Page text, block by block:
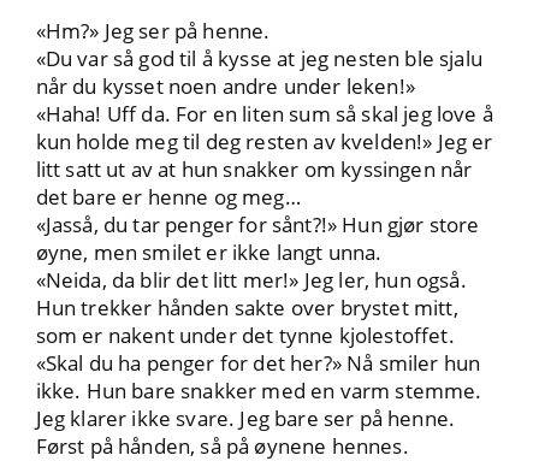
«Hm?» Jeg ser på henne.
«Du var så god til å kysse at jeg nesten ble sjalu
når du kysset noen andre under leken!»
«Haha! Uff da. For en liten sum så skal jeg love å
kun holde meg til deg resten av kvelden!» Jeg er
litt satt ut av at hun snakker om kyssingen når
det bare er henne og meg…
«Jasså, du tar penger for sånt?!» Hun gjør store
øyne, men smilet er ikke langt unna.
«Neida, da blir det litt mer!» Jeg ler, hun også.
Hun trekker hånden sakte over brystet mitt,
som er nakent under det tynne kjolestoffet.
«Skal du ha penger for det her?» Nå smiler hun
ikke. Hun bare snakker med en varm stemme.
Jeg klarer ikke svare. Jeg bare ser på henne.
Først på hånden, så på øynene hennes.